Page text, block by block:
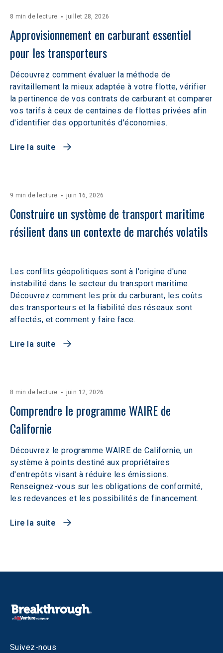
8 min de lecture juillet 28, 2026
Approvisionnement en carburant essentiel
pour les transporteurs
Découvrez comment évaluer la méthode de
ravitaillement la mieux adaptée à votre flotte, vérifier
la pertinence de vos contrats de carburant et comparer
vos tarifs à ceux de centaines de flottes privées afin
d'identifier des opportunités d'économies.
Lire la suite
9 min de lecture juin 16, 2026
Construire un système de transport maritime
résilient dans un contexte de marchés volatils
Les conflits géopolitiques sont à l'origine d'une
instabilité dans le secteur du transport maritime.
Découvrez comment les prix du carburant, les coûts
des transporteurs et la fiabilité des réseaux sont
affectés, et comment y faire face.
Lire la suite
8 min de lecture juin 12, 2026
Comprendre le programme WAIRE de
Californie
Découvrez le programme WAIRE de Californie, un
système à points destiné aux propriétaires
d'entrepôts visant à réduire les émissions.
Renseignez-vous sur les obligations de conformité,
les redevances et les possibilités de financement.
Lire la suite
Suivez-nous